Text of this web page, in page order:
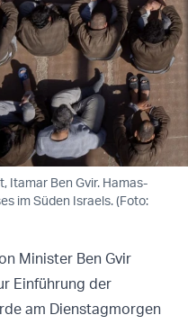
Itamar Ben Gvir. Hamas-
im Süden Israels. (Foto:
Minister Ben Gvir
Einführung der
am Dienstagmorgen